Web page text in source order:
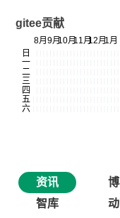
gitee贡献
资讯
智库